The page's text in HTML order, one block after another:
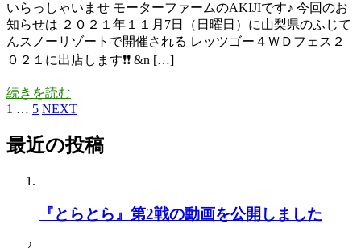
いらっしゃいませ モーターファームのAKIJIです♪ 今回のお
知らせは ２０２１年１１月7日（日曜日）に山梨県のふじて
んスノーリゾートで開催される レッツゴー４ＷＤフェス２
０２１に出店します❗❗ &n […]
続きを読む
1 … 5 NEXT
最近の投稿
『とらとら』第2戦の動画を公開しました